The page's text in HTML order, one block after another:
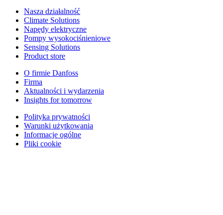
Nasza działalność
Climate Solutions
Napędy elektryczne
Pompy wysokociśnieniowe
Sensing Solutions
Product store
O firmie Danfoss
Firma
Aktualności i wydarzenia
Insights for tomorrow
Polityka prywatności
Warunki użytkowania
Informacje ogólne
Pliki cookie